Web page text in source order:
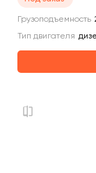
Грузоподъемность
Тип двигателя